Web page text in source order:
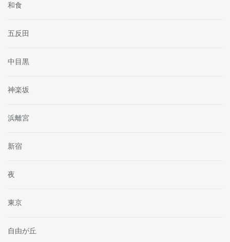
和食
五反田
中目黒
神楽坂
浜離宮
新宿
夜
東京
自由が丘